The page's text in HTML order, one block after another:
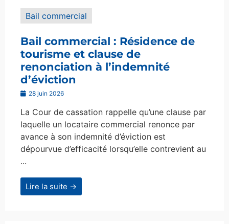
Bail commercial
Bail commercial : Résidence de
tourisme et clause de
renonciation à l’indemnité
d’éviction
28 juin 2026
La Cour de cassation rappelle qu’une clause par
laquelle un locataire commercial renonce par
avance à son indemnité d’éviction est
dépourvue d’efficacité lorsqu’elle contrevient au
...
Lire la suite →